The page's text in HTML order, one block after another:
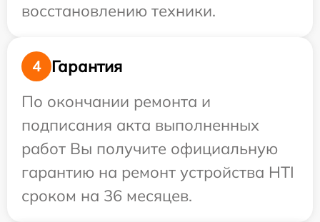
восстановлению техники.
4
Гарантия
По окончании ремонта и
подписания акта выполненных
работ Вы получите официальную
гарантию на ремонт устройства HTI
сроком на 36 месяцев.